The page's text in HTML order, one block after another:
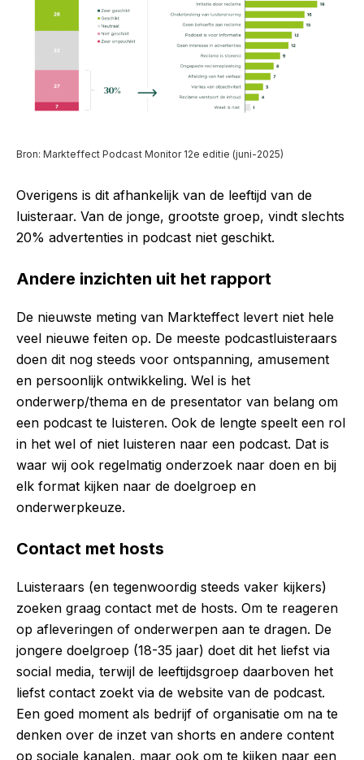
Bron: Markteffect Podcast Monitor 12e editie (juni-2025)
Overigens is dit afhankelijk van de leeftijd van de
luisteraar. Van de jonge, grootste groep, vindt slechts
20% advertenties in podcast niet geschikt.
Andere inzichten uit het rapport
De nieuwste meting van Markteffect levert niet hele
veel nieuwe feiten op. De meeste podcastluisteraars
doen dit nog steeds voor ontspanning, amusement
en persoonlijk ontwikkeling. Wel is het
onderwerp/thema en de presentator van belang om
een podcast te luisteren. Ook de lengte speelt een rol
in het wel of niet luisteren naar een podcast. Dat is
waar wij ook regelmatig onderzoek naar doen en bij
elk format kijken naar de doelgroep en
onderwerpkeuze.
Contact met hosts
Luisteraars (en tegenwoordig steeds vaker kijkers)
zoeken graag contact met de hosts. Om te reageren
op afleveringen of onderwerpen aan te dragen. De
jongere doelgroep (18-35 jaar) doet dit het liefst via
social media, terwijl de leeftijdsgroep daarboven het
liefst contact zoekt via de website van de podcast.
Een goed moment als bedrijf of organisatie om na te
denken over de inzet van shorts en andere content
op sociale kanalen, maar ook om te kijken naar een